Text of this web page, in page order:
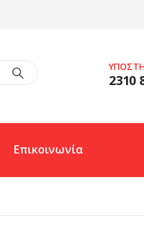
2310
Επικοινωνία